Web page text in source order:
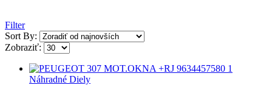
Filter
Sort By:
Zobraziť:
Náhradné Diely